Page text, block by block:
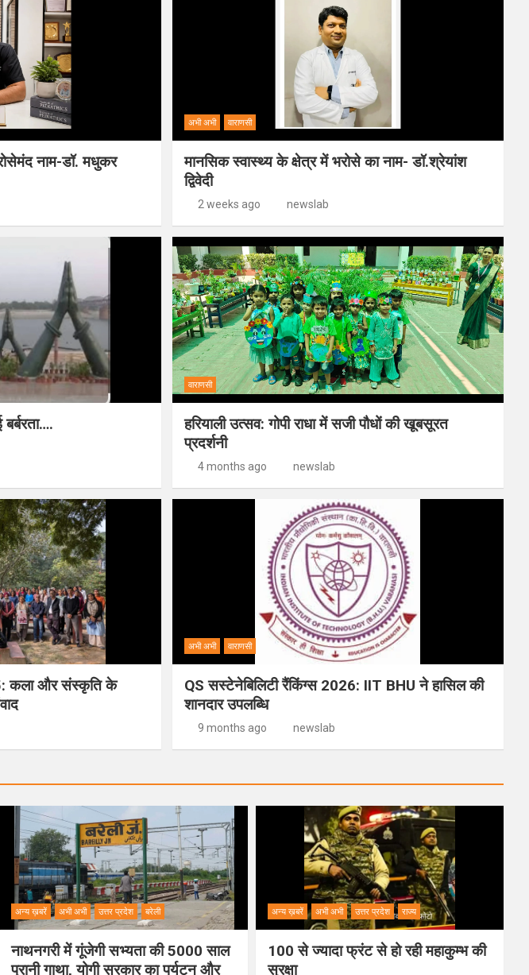
नाम-डॉ. मधुकर
अभी अभी वाराणसी
मानसिक स्वास्थ्य के क्षेत्र में भरोसे का नाम- डॉ.श्रेयांश
द्विवेदी
2 weeks ago newslab
वाराणसी
हरियाली उत्सव: गोपी राधा में सजी पौधों की खूबसूरत
प्रदर्शनी
4 months ago newslab
कला और संस्कृति के
अभी अभी वाराणसी
QS सस्टेनेबिलिटी रैंकिंग्स 2026: IIT BHU ने हासिल की
शानदार उपलब्धि
9 months ago newslab
अन्य ख़बरें अभी अभी उत्तर प्रदेश बरेली
नाथनगरी में गूंजेगी सभ्यता की 5000 साल
पुरानी गाथा, योगी सरकार का पर्यटन और
अन्य ख़बरें अभी अभी उत्तर प्रदेश राज्य
100 से ज्यादा फ्रंट से हो रही महाकुम्भ की
सुरक्षा